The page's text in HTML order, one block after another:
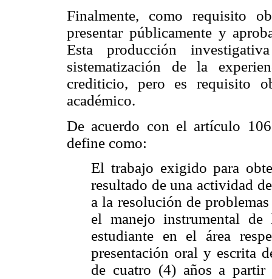
Finalmente, como requisito
presentar públicamente y
Esta producción
sistematización de la
crediticio, pero es requisito
académico.
De acuerdo con el artículo
define como:
El trabajo exigido para
resultado de una actividad
a la resolución de
el manejo instrumental
estudiante en el área
presentación oral y escrita
de cuatro (4) años a